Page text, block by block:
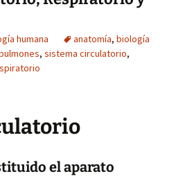
humana anatomía, biología
, sistema circulatorio,
el aparato